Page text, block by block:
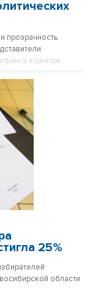
прозрачность
в центре
25%
области